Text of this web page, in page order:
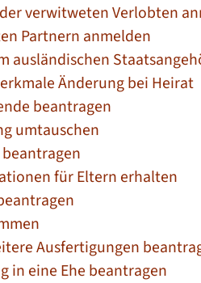
verwitweten Verlobten
Partnern anmelden
ausländischen
Änderung bei Heirat
beantragen
umtauschen
für Eltern erhalten
Ausfertigungen
in eine Ehe beantragen